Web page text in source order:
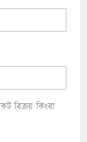
বিক্রয় কিংবা